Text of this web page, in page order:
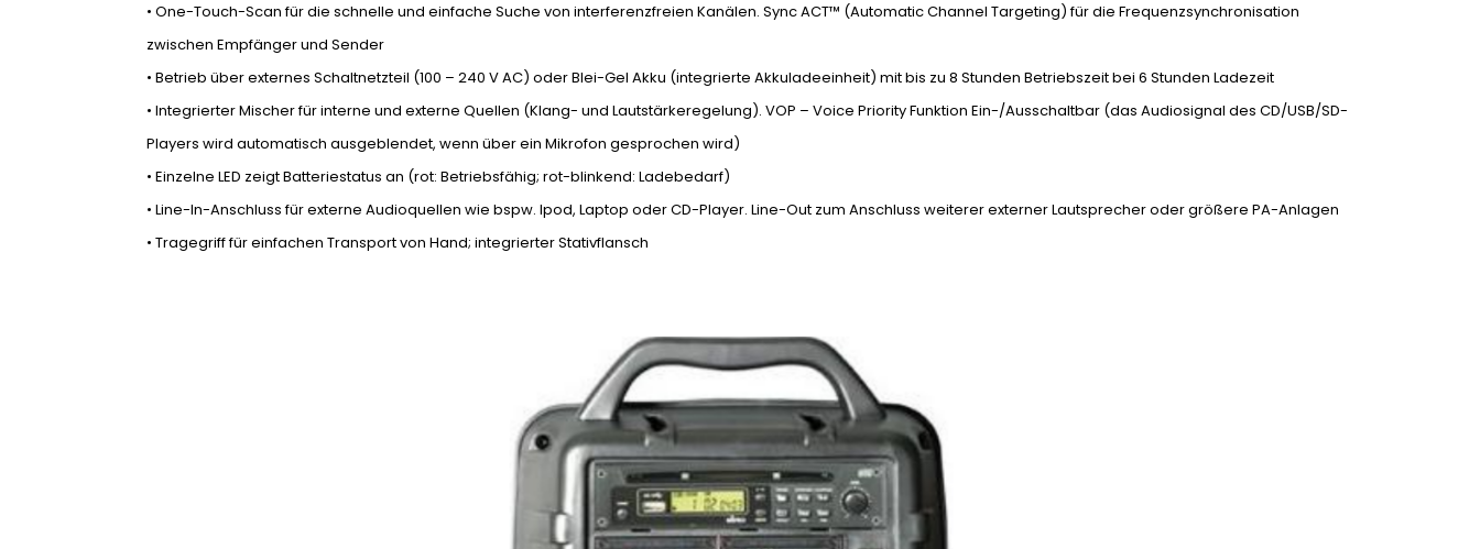
• One-Touch-Scan für die schnelle und einfache Suche von interferenzfreien Kanälen. Sync ACT™ (Automatic Channel Targeting) für die Frequenzsynchronisation
zwischen Empfänger und Sender
• Betrieb über externes Schaltnetzteil (100 – 240 V AC) oder Blei-Gel Akku (integrierte Akkuladeeinheit) mit bis zu 8 Stunden Betriebszeit bei 6 Stunden Ladezeit
• Integrierter Mischer für interne und externe Quellen (Klang- und Lautstärkeregelung). VOP – Voice Priority Funktion Ein-/Ausschaltbar (das Audiosignal des CD/USB/SD-
Players wird automatisch ausgeblendet, wenn über ein Mikrofon gesprochen wird)
• Einzelne LED zeigt Batteriestatus an (rot: Betriebsfähig; rot-blinkend: Ladebedarf)
• Line-In-Anschluss für externe Audioquellen wie bspw. Ipod, Laptop oder CD-Player. Line-Out zum Anschluss weiterer externer Lautsprecher oder größere PA-Anlagen
• Tragegriff für einfachen Transport von Hand; integrierter Stativflansch